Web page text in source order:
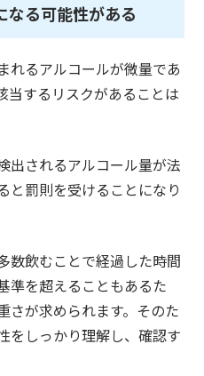
なる可能性がある
れるアルコールが微量であ
当するリスクがあることは
出されるアルコール量が法
と罰則を受けることになり
数飲むことで経過した時間
準を超えることもあるた
さが求められます。そのた
をしっかり理解し、確認す